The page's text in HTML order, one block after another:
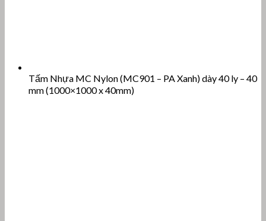
Tấm Nhựa MC Nylon (MC901 – PA Xanh) dày 40 ly – 40
mm (1000×1000 x 40mm)